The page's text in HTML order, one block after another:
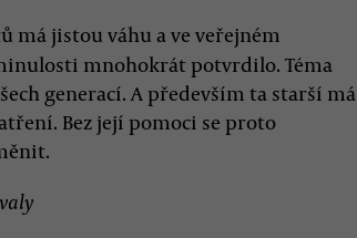
má jistou váhu a ve veřejném
mnohokrát potvrdilo. Téma
generací. A především ta starší má
Bez její pomoci se proto